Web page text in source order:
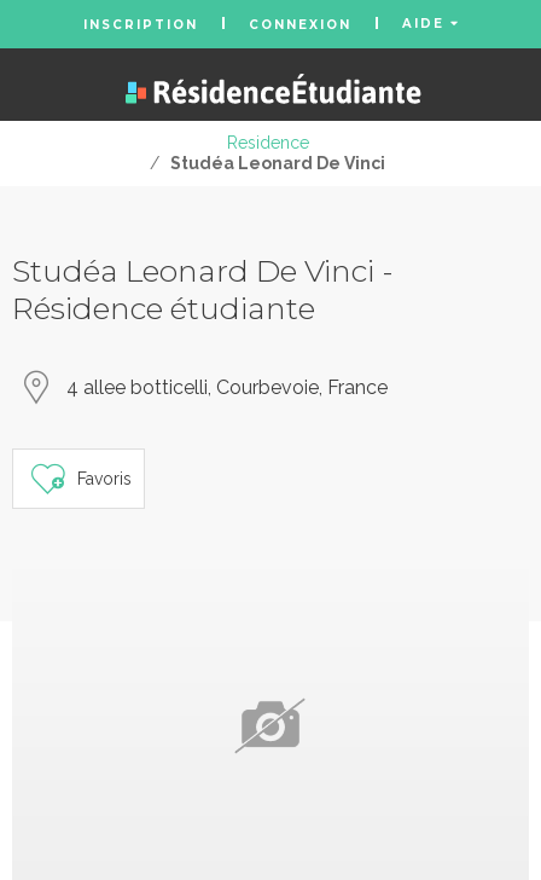
INSCRIPTION CONNEXION AIDE
Residence
/ Studéa Leonard De Vinci
Studéa Leonard De Vinci -
Résidence étudiante
4 allee botticelli, Courbevoie, France
Favoris